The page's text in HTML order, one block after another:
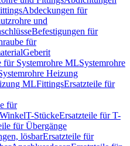
Abdeckungen für
und
Befestigungen für
für
Geberit
für Systemrohre MLSystemrohre
Heizung
MLFittingsErsatzteile für
für
T-StückeErsatzteile für T-
für Übergänge
lösbarErsatzteile für